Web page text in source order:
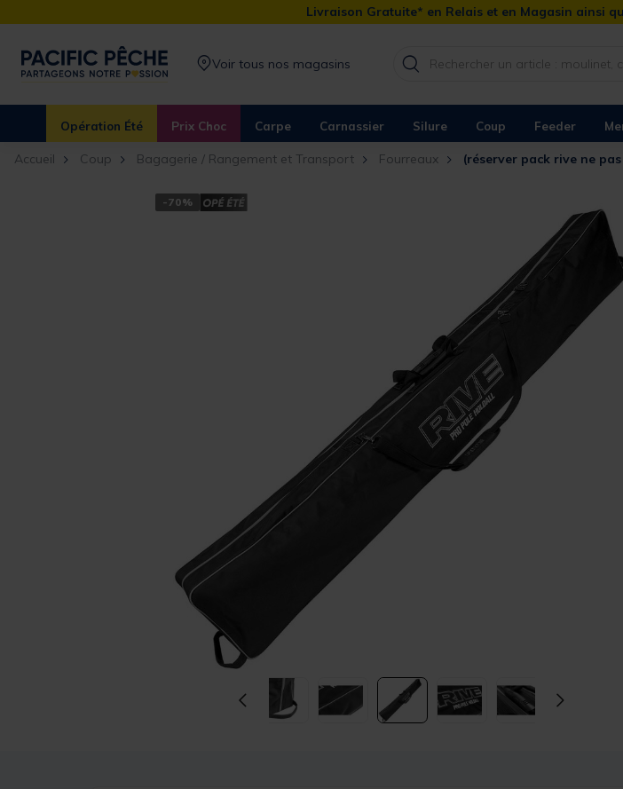
Livraison Gratuite* en Relais et en Magasin ainsi
Voir tous nos magasins
Opération Été Prix Choc Carpe Carnassier Silure Coup Feeder
Accueil Coup Bagagerie / Rangement et Transport Fourreaux (réserver pack rive ne
-70%